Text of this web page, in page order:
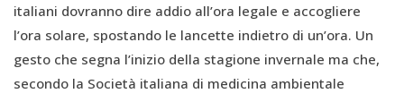
italiani dovranno dire addio all’ora legale e accogliere
l’ora solare, spostando le lancette indietro di un’ora. Un
gesto che segna l’inizio della stagione invernale ma che,
secondo la Società italiana di medicina ambientale